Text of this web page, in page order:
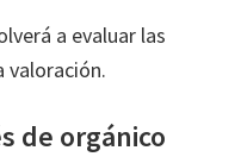
a evaluar las
valoración.
de orgánico